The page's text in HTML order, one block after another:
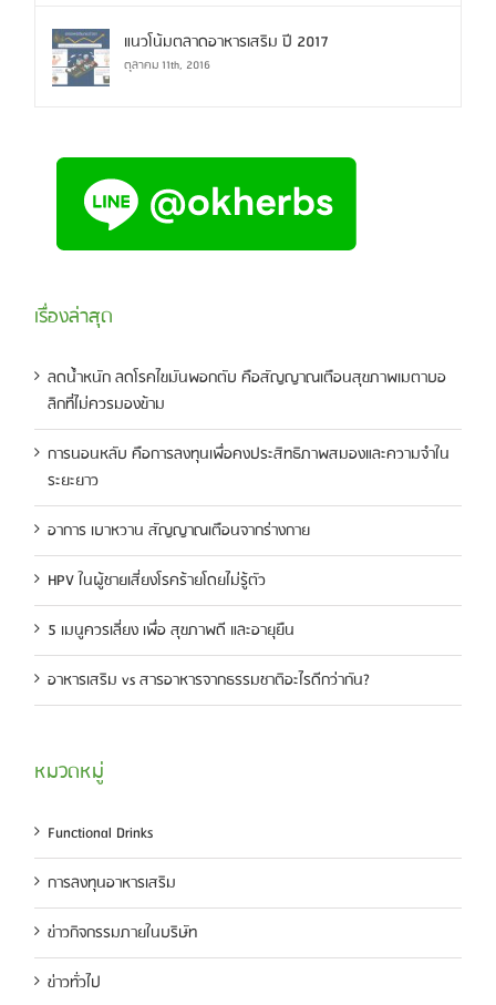
แนวโน้มตลาดอาหารเสริม ปี 2017
ตุลาคม 11th, 2016
เรื่องล่าสุด
ลดน้ำหนัก ลดโรคไขมันพอกตับ คือสัญญาณเตือนสุขภาพเมตาบอ
ลิกที่ไม่ควรมองข้าม
การนอนหลับ คือการลงทุนเพื่อคงประสิทธิภาพสมองและความจำใน
ระยะยาว
อาการ เบาหวาน สัญญาณเตือนจากร่างกาย
HPV ในผู้ชายเสี่ยงโรคร้ายโดยไม่รู้ตัว
5 เมนูควรเลี่ยง เพื่อ สุขภาพดี และอายุยืน
อาหารเสริม vs สารอาหารจากธรรมชาติอะไรดีกว่ากัน?
หมวดหมู่
Functional Drinks
การลงทุนอาหารเสริม
ข่าวกิจกรรมภายในบริษัท
ข่าวทั่วไป